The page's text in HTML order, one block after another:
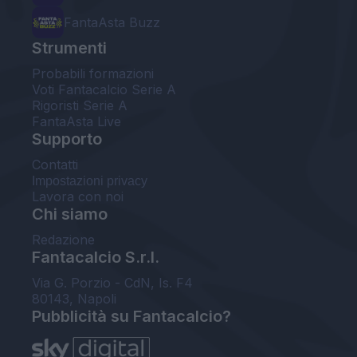
FantaAsta Buzz
Strumenti
Probabili formazioni
Voti Fantacalcio Serie A
Rigoristi Serie A
FantaAsta Live
Supporto
Contatti
Impostazioni privacy
Lavora con noi
Chi siamo
Redazione
Fantacalcio S.r.l.
Via G. Porzio - CdN, Is. F4
80143, Napoli
Pubblicità su Fantacalcio?